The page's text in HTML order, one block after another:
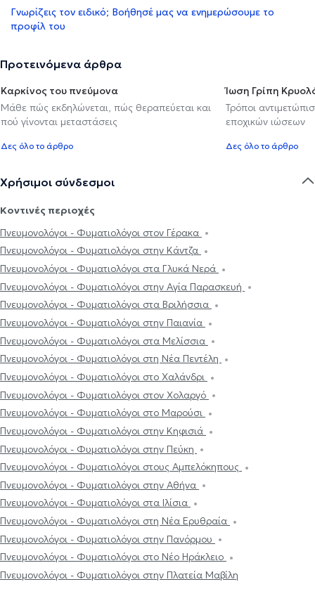
Γνωρίζεις τον ειδικό; Βοήθησέ μας να ενημερώσουμε το
προφίλ του
Προτεινόμενα άρθρα
Καρκίνος του πνεύμονα
Μάθε πώς εκδηλώνεται, πώς θεραπεύεται και
πού γίνονται μεταστάσεις
Δες όλο το άρθρο
Ίωση Γρίπη
Τρόποι
εποχικών ιώσεων
Δες όλο το άρθρο
Χρήσιμοι σύνδεσμοι
Κοντινές περιοχές
Πνευμονολόγοι - Φυματιολόγοι στον Γέρακα
Πνευμονολόγοι - Φυματιολόγοι στην Κάντζα
Πνευμονολόγοι - Φυματιολόγοι στα Γλυκά Νερά
Πνευμονολόγοι - Φυματιολόγοι στην Αγία Παρασκευή
Πνευμονολόγοι - Φυματιολόγοι στα Βριλήσσια
Πνευμονολόγοι - Φυματιολόγοι στην Παιανία
Πνευμονολόγοι - Φυματιολόγοι στα Μελίσσια
Πνευμονολόγοι - Φυματιολόγοι στη Νέα Πεντέλη
Πνευμονολόγοι - Φυματιολόγοι στο Χαλάνδρι
Πνευμονολόγοι - Φυματιολόγοι στον Χολαργό
Πνευμονολόγοι - Φυματιολόγοι στο Μαρούσι
Πνευμονολόγοι - Φυματιολόγοι στην Κηφισιά
Πνευμονολόγοι - Φυματιολόγοι στην Πεύκη
Πνευμονολόγοι - Φυματιολόγοι στους Αμπελόκηπους
Πνευμονολόγοι - Φυματιολόγοι στην Αθήνα
Πνευμονολόγοι - Φυματιολόγοι στα Ιλίσια
Πνευμονολόγοι - Φυματιολόγοι στη Νέα Ερυθραία
Πνευμονολόγοι - Φυματιολόγοι στην Πανόρμου
Πνευμονολόγοι - Φυματιολόγοι στο Νέο Ηράκλειο
Πνευμονολόγοι - Φυματιολόγοι στην Πλατεία Μαβίλη